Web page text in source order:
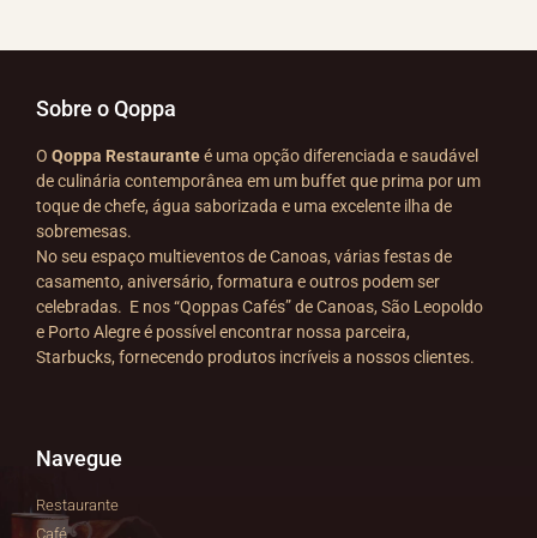
Sobre o Qoppa
O Qoppa Restauranteé uma opção diferenciada e saudável
de culinária contemporânea em um buffet que prima por um
toque de chefe, água saborizada e uma excelente ilha de
sobremesas.
No seu espaço multieventos de Canoas, várias festas de
casamento, aniversário, formatura e outros podem ser
celebradas. E nos “Qoppas Cafés” de Canoas, São Leopoldo
e Porto Alegre é possível encontrar nossa parceira,
Starbucks, fornecendo produtos incríveis a nossos clientes.
Navegue
Restaurante
Café